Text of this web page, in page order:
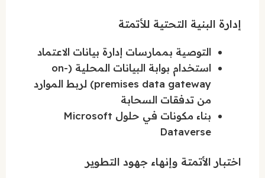
إدارة البنية التحتية للأتمتة
التوصية بممارسات إدارة بيانات الاعتماد
استخدام بوابة البيانات المحلية (on-
premises data gateway) لربط الموارد
من تدفقات السحابة
بناء مكونات في حلول Microsoft
Dataverse
اختبار الأتمتة وإنهاء جهود التطوير